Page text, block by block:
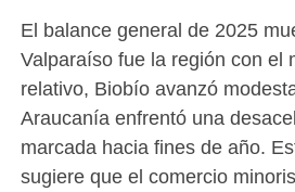
El balance general de 2025
Valparaíso fue la región con el
relativo, Biobío avanzó
Araucanía enfrentó una
marcada hacia fines de año.
sugiere que el comercio